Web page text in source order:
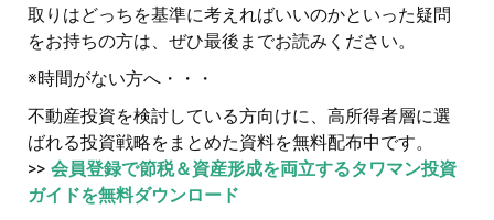
取りはどっちを基準に考えればいいのかといった疑問
をお持ちの方は、ぜひ最後までお読みください。
※時間がない方へ・・・
不動産投資を検討している方向けに、高所得者層に選
ばれる投資戦略をまとめた資料を無料配布中です。
>> 会員登録で節税＆資産形成を両立するタワマン投資
ガイドを無料ダウンロード